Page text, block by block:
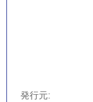
発行元